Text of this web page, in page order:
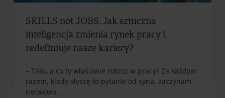
SKILLS not JOBS. Jak sztuczna
inteligencja zmienia rynek pracy i
redefiniuje nasze kariery?
– Tato, a co ty właściwie robisz w pracy? Za każdym
razem, kiedy słyszę to pytanie od syna, zaczynam
nerwowo...